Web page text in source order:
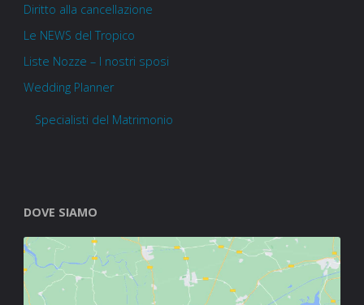
Diritto alla cancellazione
Le NEWS del Tropico
Liste Nozze – I nostri sposi
Wedding Planner
Specialisti del Matrimonio
DOVE SIAMO